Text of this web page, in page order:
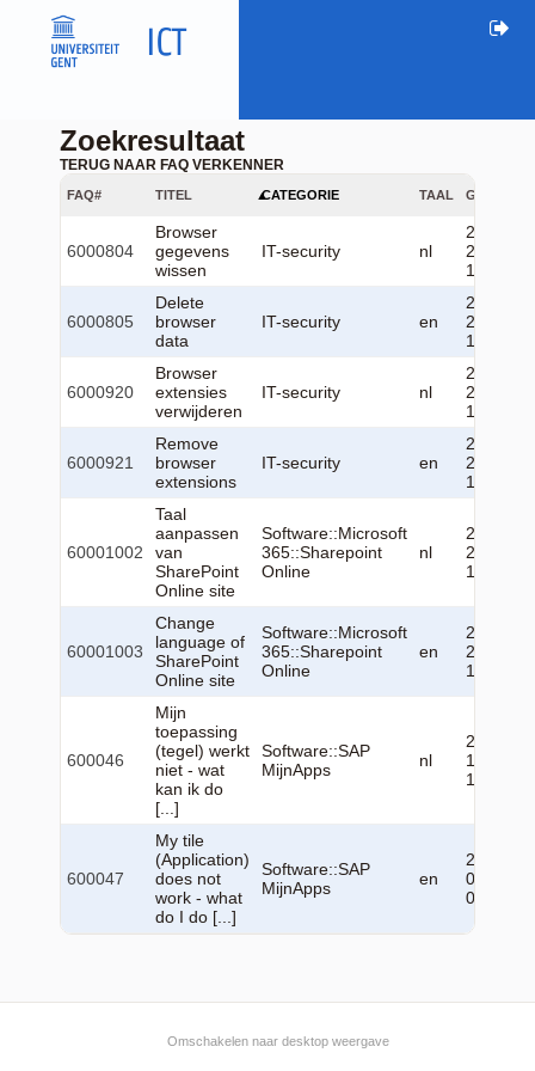
Zoekresultaat
TERUG NAAR FAQ VERKENNER
FAQ# TITEL CATEGORIE TAAL
6000804
Browser
gegevens
wissen
IT-security nl
2026-06-
22
12:30:20
6000805
Delete
browser
data
IT-security en
2026-06-
22
12:26:05
6000920
Browser
extensies
verwijderen
IT-security nl
2026-06-
22
12:28:44
6000921
Remove
browser
extensions
IT-security en
2026-06-
22
12:29:53
60001002
Taal
aanpassen
van
SharePoint
Online site
Software::Microsoft
365::Sharepoint
Online
nl
2026-06-
23
13:29:26
60001003
Change
language of
SharePoint
Online site
Software::Microsoft
365::Sharepoint
Online
en
2026-06-
23
13:29:28
600046
Mijn
toepassing
(tegel) werkt
niet - wat
kan ik do
[...]
Software::SAP
MijnApps
nl
2023-05-
15
12:07:14
600047
My tile
(Application)
does not
work - what
do I do [...]
Software::SAP
MijnApps
en
2023-05-
02
07:23:58
Omschakelen naar desktop weergave